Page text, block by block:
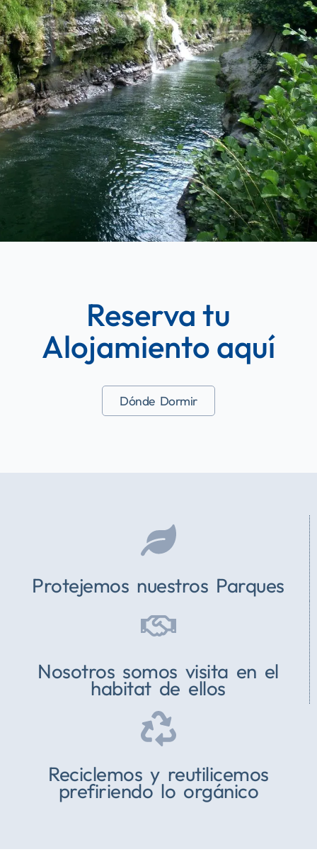
Reserva tu
Alojamiento aquí
Dónde Dormir
Protejemos nuestros Parques
Nosotros somos visita en el
habitat de ellos
Reciclemos y reutilicemos
prefiriendo lo orgánico